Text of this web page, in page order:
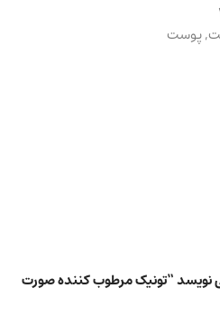
,پوست
“تونیک مرطوب کننده صورت